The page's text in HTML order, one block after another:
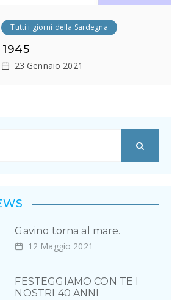
Tutti i giorni della Sardegna
23 Gennaio 2021
Gavino torna al mare.
12 Maggio 2021
FESTEGGIAMO CON TE I
NOSTRI 40 ANNI